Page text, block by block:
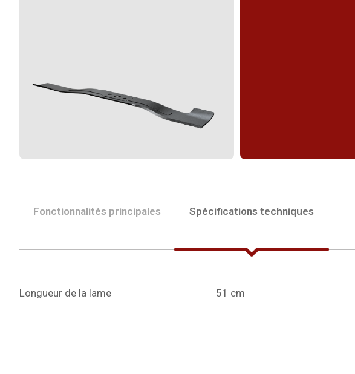
Fonctionnalités principales Spécifications techniques
Longueur de la lame 51 cm